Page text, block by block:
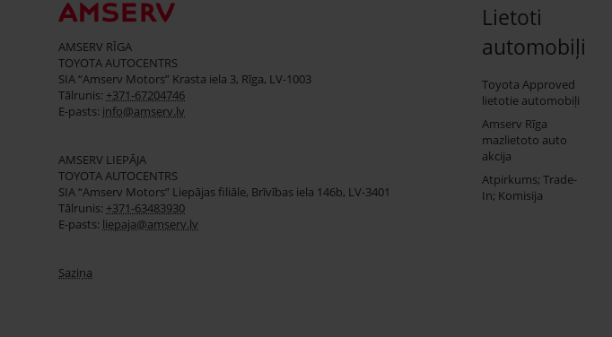
AMSERV RĪGA
TOYOTA AUTOCENTRS
SIA “Amserv Motors” Krasta iela 3, Rīga, LV-1003
Tālrunis: +371-67204746
E-pasts: info@amserv.lv
AMSERV LIEPĀJA
TOYOTA AUTOCENTRS
SIA “Amserv Motors” Liepājas filiāle, Brīvības iela 146b, LV-3401
Tālrunis: +371-63483930
E-pasts: liepaja@amserv.lv
Saziņa
Lietoti
automobiļi
Toyota Approved
lietotie automobiļi
Amserv Rīga
mazlietoto auto
akcija
Atpirkums; Trade-
In; Komisija